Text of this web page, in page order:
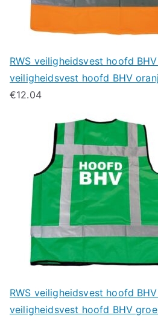
RWS veiligheidsvest hoofd
veiligheidsvest hoofd BHV
€12.04
RWS veiligheidsvest hoofd
veiligheidsvest hoofd BHV